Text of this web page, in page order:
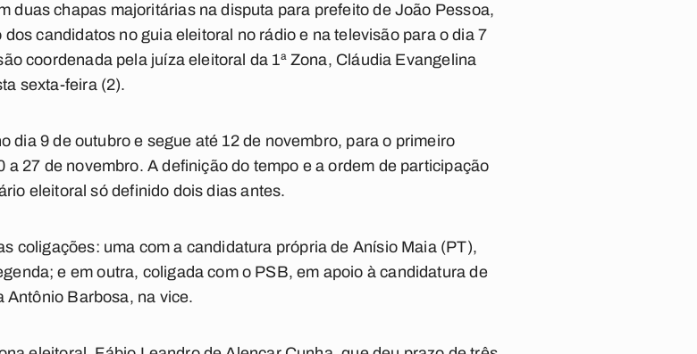
duas chapas majoritárias na disputa para prefeito de João Pessoa,
candidatos no guia eleitoral no rádio e na televisão para o dia 7
coordenada pela juíza eleitoral da 1ª Zona, Cláudia Evangelina
sexta-feira (2).
dia 9 de outubro e segue até 12 de novembro, para o primeiro
27 de novembro. A definição do tempo e a ordem de participação
eleitoral só definido dois dias antes.
coligações: uma com a candidatura própria de Anísio Maia (PT),
e em outra, coligada com o PSB, em apoio à candidatura de
Antônio Barbosa, na vice.